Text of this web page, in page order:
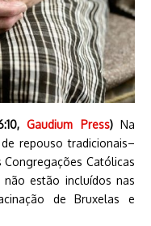
Gaudium Press)Na
repouso tradicionais–
Católicas
estão incluídos nas
de Bruxelas e